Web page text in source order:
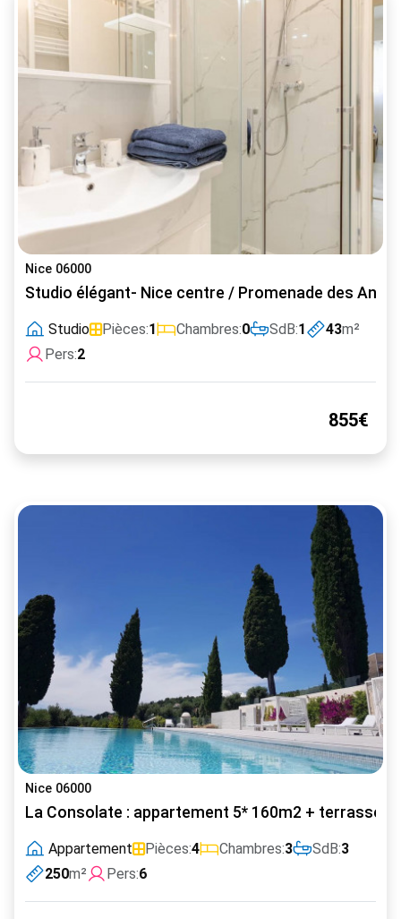
Nice 06000
Studio élégant- Nice centre / Promenade des
Studio Pièces:1 Chambres:0 SdB:1 43m²
Pers:2
855€
Nice 06000
La Consolate : appartement 5* 160m2 + terrasse
Appartement Pièces:4 Chambres:3 SdB:3
250m² Pers:6